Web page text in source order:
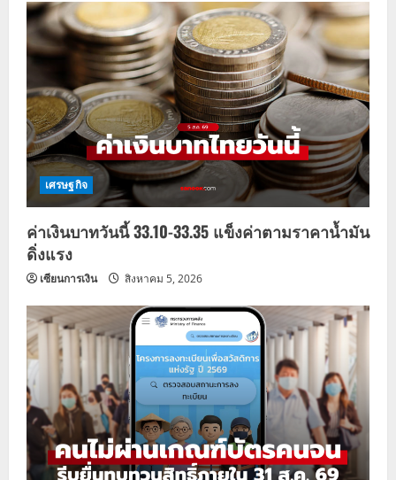
เศรษฐกิจ
ค่าเงินบาทวันนี้ 33.10-33.35 แข็งค่าตามราคาน้ำมัน
ดิ่งแรง
เซียนการเงิน สิงหาคม 5, 2026